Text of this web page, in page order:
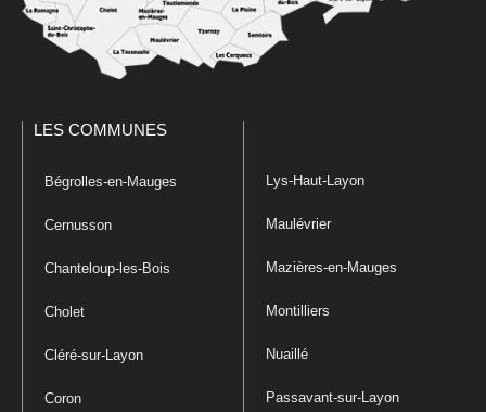
LES COMMUNES
Bégrolles-en-Mauges
Cernusson
Chanteloup-les-Bois
Cholet
Cléré-sur-Layon
Coron
Lys-Haut-Layon
Maulévrier
Mazières-en-Mauges
Montilliers
Nuaillé
Passavant-sur-Layon